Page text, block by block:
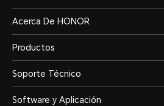
Acerca De HONOR
Productos
Soporte Técnico
Software y Aplicación